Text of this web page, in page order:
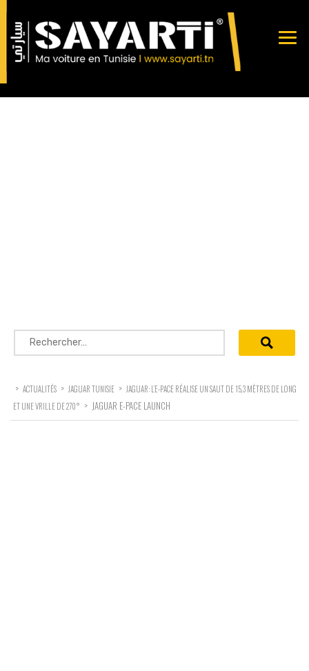
Rechercher :
> ACTUALITÉS > JAGUAR TUNISIE > JAGUAR: L’E-PACE RÉALISE UN SAUT DE 15,3 MÈTRES DE LONG
ET UNE VRILLE DE 270° > JAGUAR E-PACE LAUNCH